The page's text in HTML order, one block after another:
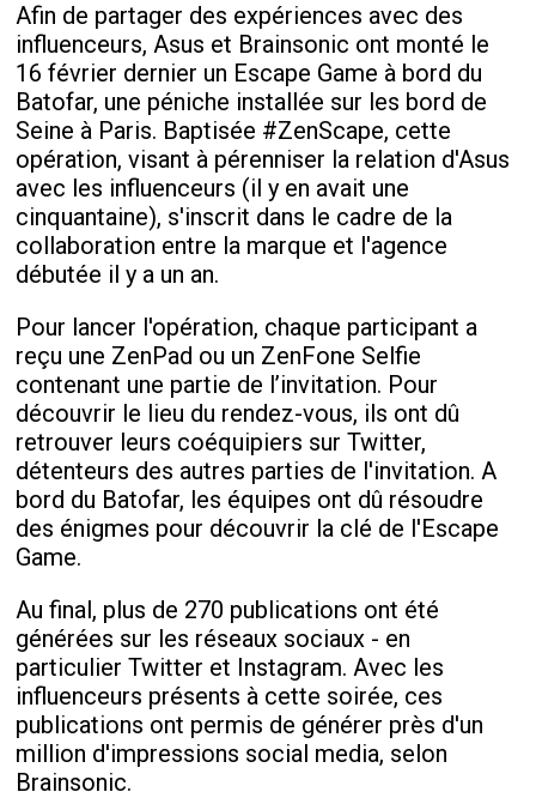
Afin de partager des expériences avec des
influenceurs, Asus et Brainsonic ont monté le
16 février dernier un Escape Game à bord du
Batofar, une péniche installée sur les bord de
Seine à Paris. Baptisée #ZenScape, cette
opération, visant à pérenniser la relation d'Asus
avec les influenceurs (il y en avait une
cinquantaine), s'inscrit dans le cadre de la
collaboration entre la marque et l'agence
débutée il y a un an.
Pour lancer l'opération, chaque participant a
reçu une ZenPad ou un ZenFone Selfie
contenant une partie de l’invitation. Pour
découvrir le lieu du rendez-vous, ils ont dû
retrouver leurs coéquipiers sur Twitter,
détenteurs des autres parties de l'invitation. A
bord du Batofar, les équipes ont dû résoudre
des énigmes pour découvrir la clé de l'Escape
Game.
Au final, plus de 270 publications ont été
générées sur les réseaux sociaux - en
particulier Twitter et Instagram. Avec les
influenceurs présents à cette soirée, ces
publications ont permis de générer près d'un
million d'impressions social media, selon
Brainsonic.